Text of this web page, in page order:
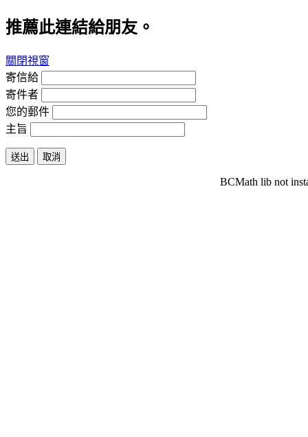
推薦此連結給朋友。
關閉視窗
寄信給
寄件者
您的郵件
主旨
送出 取消
BCMath lib not